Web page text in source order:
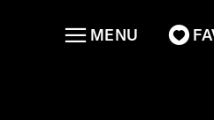
MENU